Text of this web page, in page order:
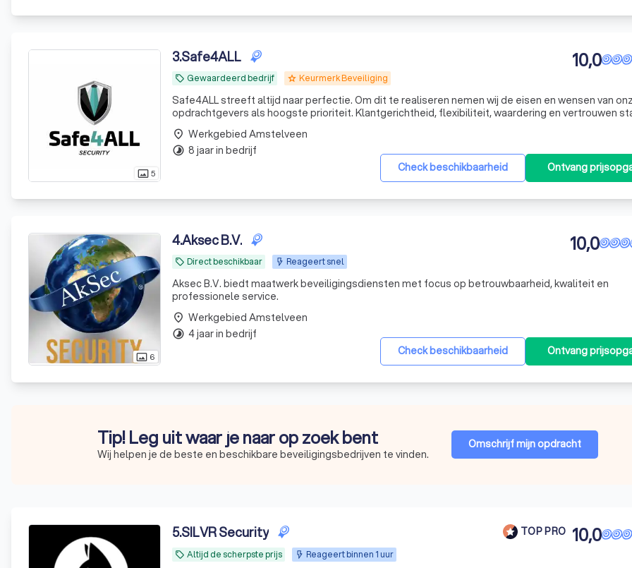
photo_size_select_actual5
3.Safe4ALL
local_offer Gewaardeerd bedrijf grade Keurmerk Beveiliging
10,0
Safe4ALL streeft altijd naar perfectie. Om dit te realiseren nemen wij de eisen en wensen van
opdrachtgevers als hoogste prioriteit. Klantgerichtheid, flexibiliteit, waardering en vertrouwen
Check beschikbaarheid Ontvang
place Werkgebied Amstelveen
timelapse 8 jaar in bedrijf
photo_size_select_actual 6
4.Aksec B.V.
local_offer Direct beschikbaar Reageert snel
10,0
Aksec B.V. biedt maatwerk beveiligingsdiensten met focus op betrouwbaarheid, kwaliteit en
professionele service.
Check beschikbaarheid Ontvang
place Werkgebied Amstelveen
timelapse 4 jaar in bedrijf
Tip! Leg uit waar je naar op zoek bent
Wij helpen je de beste en beschikbare beveiligingsbedrijven te vinden.
Omschrijf mijn opdracht
5.SILVR Security TOP PRO
local_offer Altijd de scherpste prijs Reageert binnen 1 uur
10,0